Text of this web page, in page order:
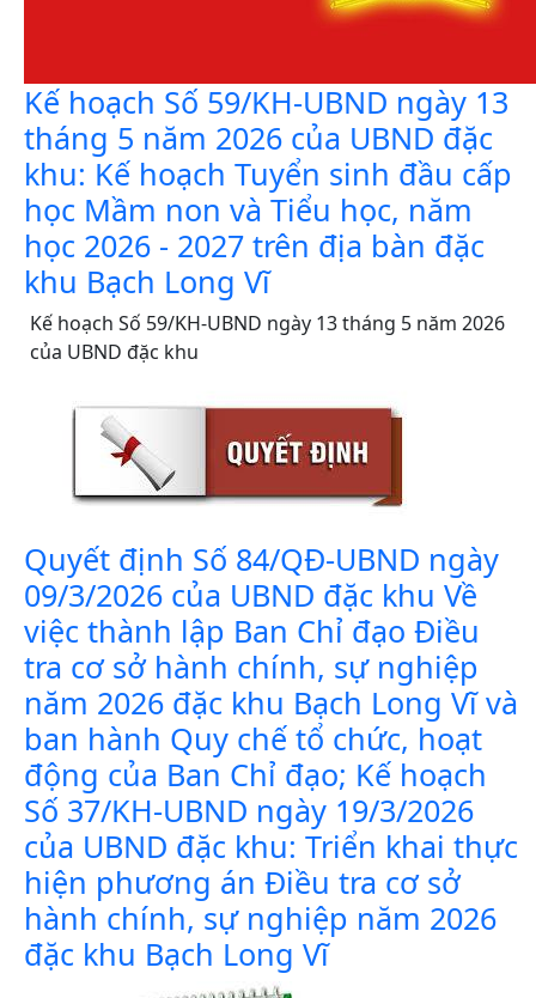
Kế hoạch Số 59/KH-UBND ngày 13
tháng 5 năm 2026 của UBND đặc
khu: Kế hoạch Tuyển sinh đầu cấp
học Mầm non và Tiểu học, năm
học 2026 - 2027 trên địa bàn đặc
khu Bạch Long Vĩ
Kế hoạch Số 59/KH-UBND ngày 13 tháng 5 năm 2026
của UBND đặc khu
Quyết định Số 84/QĐ-UBND ngày
09/3/2026 của UBND đặc khu Về
việc thành lập Ban Chỉ đạo Điều
tra cơ sở hành chính, sự nghiệp
năm 2026 đặc khu Bạch Long Vĩ và
ban hành Quy chế tổ chức, hoạt
động của Ban Chỉ đạo; Kế hoạch
Số 37/KH-UBND ngày 19/3/2026
của UBND đặc khu: Triển khai thực
hiện phương án Điều tra cơ sở
hành chính, sự nghiệp năm 2026
đặc khu Bạch Long Vĩ